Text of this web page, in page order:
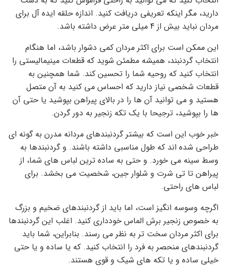
دارید، مگر اینکه تعریفی دریافت کنید. اندازه حلقه ایده آل برای
مردان نباید بیش از 4 میلی متر عرض داشته باشد.
این ممکن است برای اکثر مردان کمی دشوار باشد، اما هنگام
انتخاب گردنبند، همیشه مطمئن شوید که قطعات مینیمالیستی را
انتخاب کنید که روحیه شما را تحسین کند. شما همچنین به
قطعات شخصی نیاز دارید که احساس می کنید به آن متصل
هستید و می توانید آن ها را در بالای پیراهن بپوشید یا حتی آن
ها را بپوشید، ترجیحا با یک تکه زنجیر به دور گردن.
خبر خوب این است که بیشتر گردنبندهای مردانه مدرن به گونه ای
طراحی شده اند که طول مناسبی داشته باشند. و گردنبندها به
وسط سینه می خورد. و حتی به ساده ترین لباس های شما، از
پیراهن تا تی شرت و شلوار جین، شخصیت می بخشد. برای
لباس های راحتی.
اگرچه وسوسه انگیز است، اما باید از گردنبندهای ضخیم و بزرگ
به خصوص زنجیر برش الماس خودداری کنید. اغلب این گردنبندها
برای اکثر مردان سخت تر به نظر می رسند. بنابراین، شما باید
گردنبندهای منحصر به فرد را انتخاب کنید. که یا ساده و یا حتی
خیلی ساده و یا تکه های شیک و قوی هستند.